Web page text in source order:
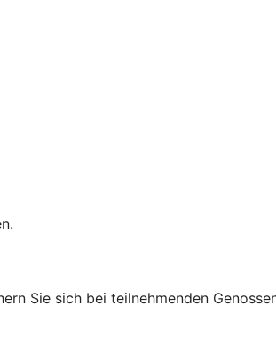
Sie sich bei teilnehmenden